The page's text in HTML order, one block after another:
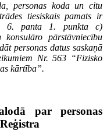
personas koda un citu
tiesiskais pamats ir
6. panta 1. punkta c)
pārstāvniecību
personas datus saskaņā
Nr. 563 “Fizisko
kārtība”.
par personas